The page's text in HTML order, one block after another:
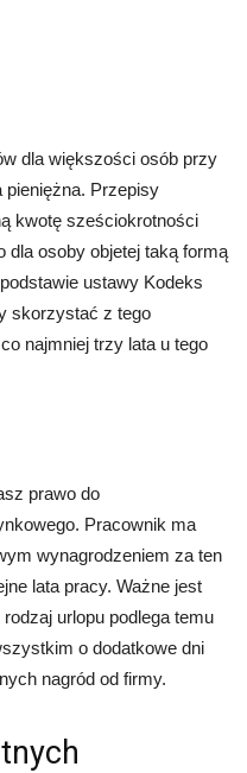
dla większości osób przy
pieniężna. Przepisy
kwotę sześciokrotności
dla osoby objetej taką formą
ustawy Kodeks
skorzystać z tego
najmniej trzy lata u tego
prawo do
Pracownik ma
wynagrodzeniem za ten
lata pracy. Ważne jest
urlopu podlega temu
o dodatkowe dni
nagród od firmy.